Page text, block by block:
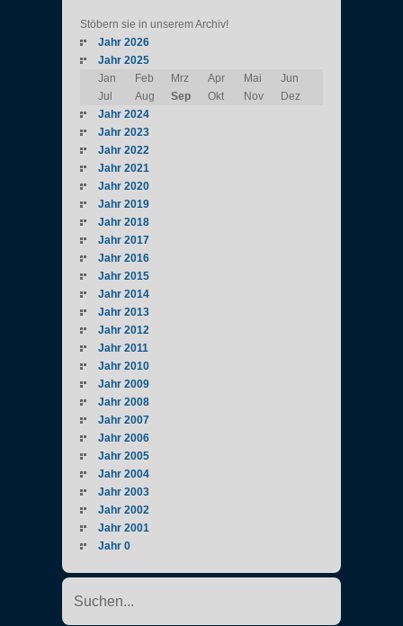
Stöbern sie in unserem Archiv!
Jahr 2026
Jahr 2025
Jan
Feb Mrz Apr Mai
Jun
Jul
Aug Sep Okt Nov
Dez
Jahr 2024
Jahr 2023
Jahr 2022
Jahr 2021
Jahr 2020
Jahr 2019
Jahr 2018
Jahr 2017
Jahr 2016
Jahr 2015
Jahr 2014
Jahr 2013
Jahr 2012
Jahr 2011
Jahr 2010
Jahr 2009
Jahr 2008
Jahr 2007
Jahr 2006
Jahr 2005
Jahr 2004
Jahr 2003
Jahr 2002
Jahr 2001
Jahr 0